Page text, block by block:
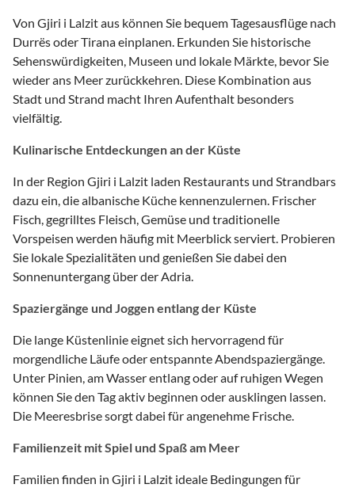
Von Gjiri i Lalzit aus können Sie bequem Tagesausflüge nach
Durrës oder Tirana einplanen. Erkunden Sie historische
Sehenswürdigkeiten, Museen und lokale Märkte, bevor Sie
wieder ans Meer zurückkehren. Diese Kombination aus
Stadt und Strand macht Ihren Aufenthalt besonders
vielfältig.
Kulinarische Entdeckungen an der Küste
In der Region Gjiri i Lalzit laden Restaurants und Strandbars
dazu ein, die albanische Küche kennenzulernen. Frischer
Fisch, gegrilltes Fleisch, Gemüse und traditionelle
Vorspeisen werden häufig mit Meerblick serviert. Probieren
Sie lokale Spezialitäten und genießen Sie dabei den
Sonnenuntergang über der Adria.
Spaziergänge und Joggen entlang der Küste
Die lange Küstenlinie eignet sich hervorragend für
morgendliche Läufe oder entspannte Abendspaziergänge.
Unter Pinien, am Wasser entlang oder auf ruhigen Wegen
können Sie den Tag aktiv beginnen oder ausklingen lassen.
Die Meeresbrise sorgt dabei für angenehme Frische.
Familienzeit mit Spiel und Spaß am Meer
Familien finden in Gjiri i Lalzit ideale Bedingungen für